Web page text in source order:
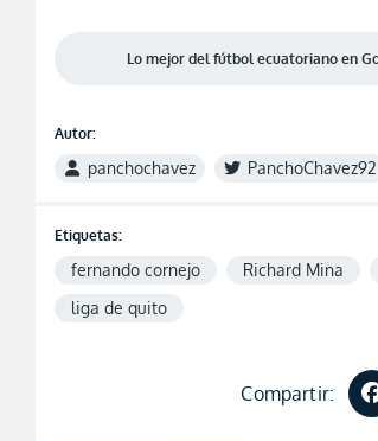
Lo mejor del fútbol ecuatoriano en
Autor:
panchochavez PanchoChavez92
Etiquetas:
fernando cornejo Richard Mina
liga de quito
Compartir: